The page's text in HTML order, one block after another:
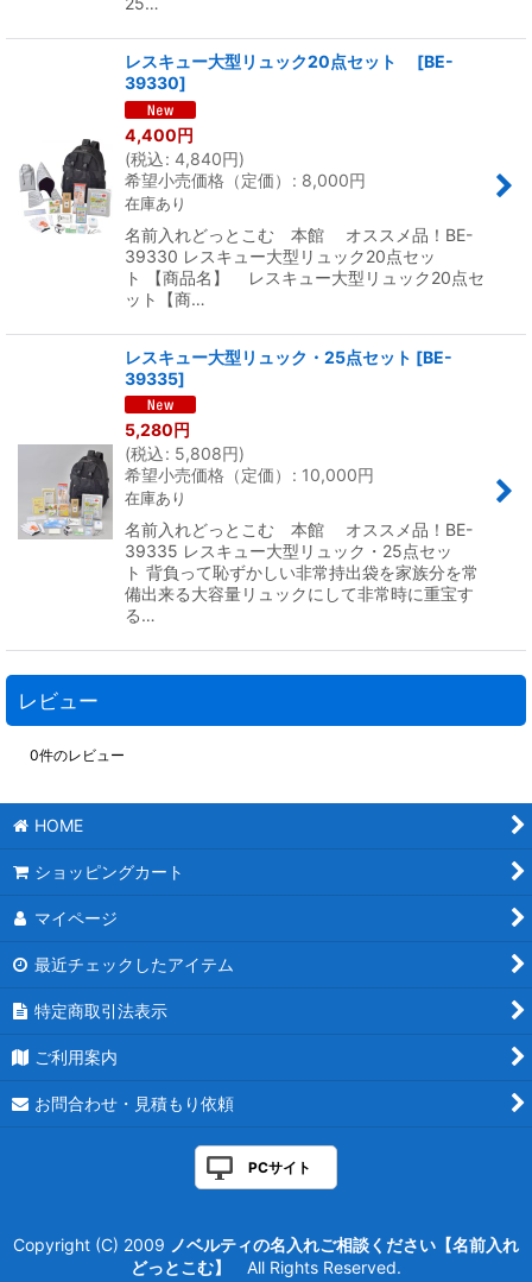
レスキュー大型リュック20点セット [BE-
39330]
4,400円
(税込: 4,840円)
希望小売価格（定価）
: 8,000円
在庫あり
名前入れどっとこむ 本館 オススメ品！BE-
39330 レスキュー大型リュック20点セッ
ト 【商品名】 レスキュー大型リュック20点セ
ット【商…
レスキュー大型リュック・25点セット [BE-
39335]
5,280円
(税込: 5,808円)
希望小売価格（定価）
: 10,000円
在庫あり
名前入れどっとこむ 本館 オススメ品！BE-
39335 レスキュー大型リュック・25点セッ
ト 背負って恥ずかしい非常持出袋を家族分を常
備出来る大容量リュックにして非常時に重宝す
る…
レビュー
0件のレビュー
HOME
ショッピングカート
マイページ
最近チェックしたアイテム
特定商取引法表示
ご利用案内
お問合わせ・見積もり依頼
PCサイト
Copyright (C) 2009 ノベルティの名入れご相談ください【名前入れ
どっとこむ】
All Rights Reserved.